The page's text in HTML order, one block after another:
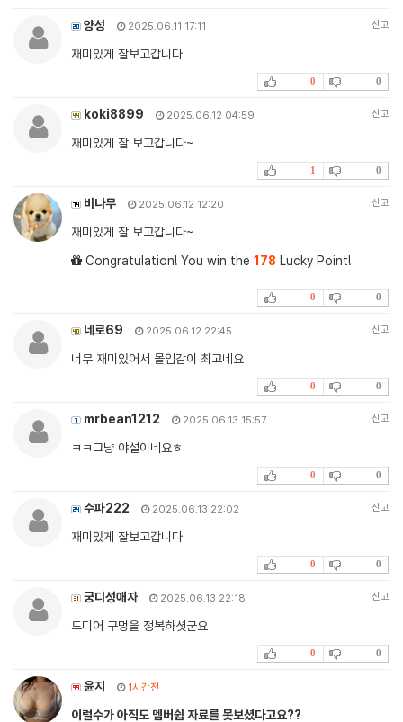
양성 2025.06.11 17:11 신고
재미있게 잘보고갑니다
0 0
koki8899 2025.06.12 04:59 신고
재미있게 잘 보고갑니다~
1 0
비나무 2025.06.12 12:20 신고
재미있게 잘 보고갑니다~
Congratulation! You win the 178 Lucky Point!
0 0
네로69 2025.06.12 22:45 신고
너무 재미있어서 몰입감이 최고네요
0 0
mrbean1212 2025.06.13 15:57 신고
ㅋㅋ그냥 야설이네요ㅎ
0 0
수파222 2025.06.13 22:02 신고
재미있게 잘보고갑니다
0 0
궁디성애자 2025.06.13 22:18 신고
드디어 구멍을 정복하셧군요
0 0
윤지 1시간전
이럴수가 아직도 멤버쉽 자료를 못보셨다고요??